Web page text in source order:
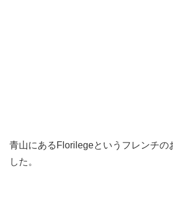
青山にあるFlorilegeというフレンチの
した。